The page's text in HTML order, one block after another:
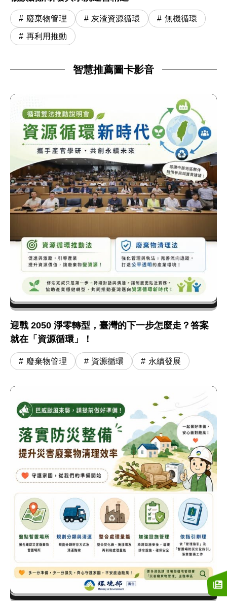
廢棄物管理 灰渣資源循環 無機循環
再利用推動
智慧推薦圖卡影音
迎戰 2050 淨零轉型，臺灣的下一步怎麼走？答案
就在「資源循環」！
廢棄物管理 資源循環 永續發展